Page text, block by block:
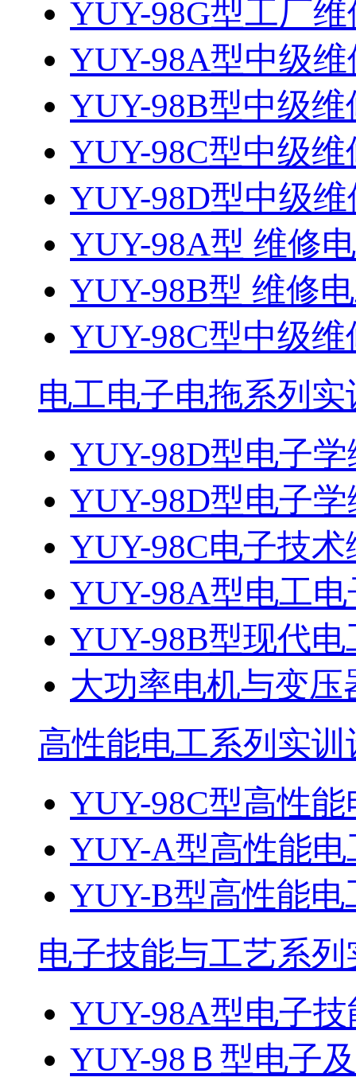
YUY-98G型工厂
YUY-98A型中级
YUY-98B型中级
YUY-98C型中级
YUY-98D型中级
YUY-98A型 维修
YUY-98B型 维修
YUY-98C型中级
电工电子电拖系列实
YUY-98D型电子
YUY-98D型电子
YUY-98C电子技
YUY-98A型电工
YUY-98B型现代
大功率电机与变
高性能电工系列实训
YUY-98C型高性
YUY-A型高性能
YUY-B型高性能
电子技能与工艺系
YUY-98A型电子
YUY-98Ｂ型电子